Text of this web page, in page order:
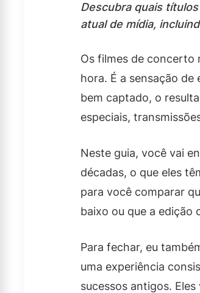
Descubra quais
atual de mídia,
Os filmes de concerto
hora. É a sensação
bem captado, o
especiais,
Neste guia, você vai
décadas, o que eles
para você comparar
baixo ou que a edição
Para fechar, eu
uma experiência
sucessos antigos.